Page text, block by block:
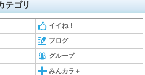
テゴリ
イイね！
ブログ
グループ
みんカラ＋